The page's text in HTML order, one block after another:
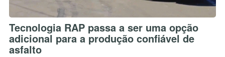
Tecnologia RAP passa a ser uma opção
adicional para a produção confiável de
asfalto